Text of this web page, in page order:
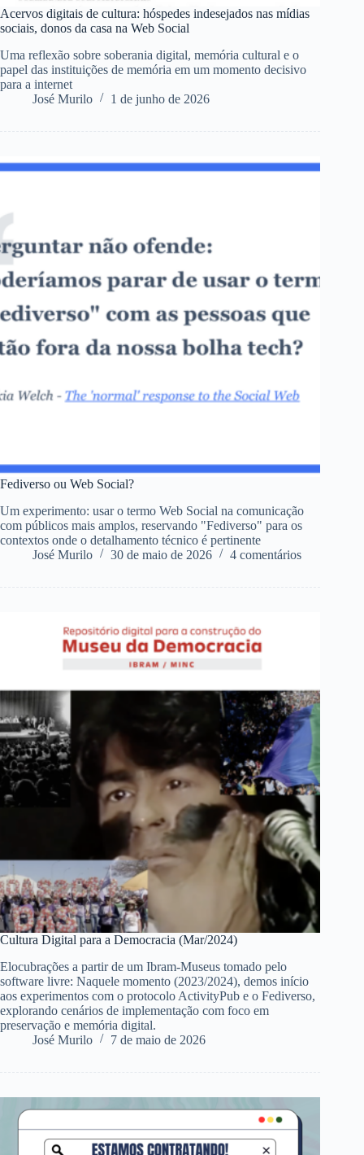
Acervos digitais de cultura: hóspedes indesejados nas mídias
sociais, donos da casa na Web Social
Uma reflexão sobre soberania digital, memória cultural e o
papel das instituições de memória em um momento decisivo
para a internet
José Murilo
1 de junho de 2026
Fediverso ou Web Social?
Um experimento: usar o termo Web Social na comunicação
com públicos mais amplos, reservando "Fediverso" para os
contextos onde o detalhamento técnico é pertinente
José Murilo
30 de maio de 2026 4 comentários
Cultura Digital para a Democracia (Mar/2024)
Elocubrações a partir de um Ibram-Museus tomado pelo
software livre: Naquele momento (2023/2024), demos início
aos experimentos com o protocolo ActivityPub e o Fediverso,
explorando cenários de implementação com foco em
preservação e memória digital.
José Murilo
7 de maio de 2026